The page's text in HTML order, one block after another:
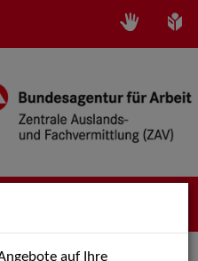
auf Ihre